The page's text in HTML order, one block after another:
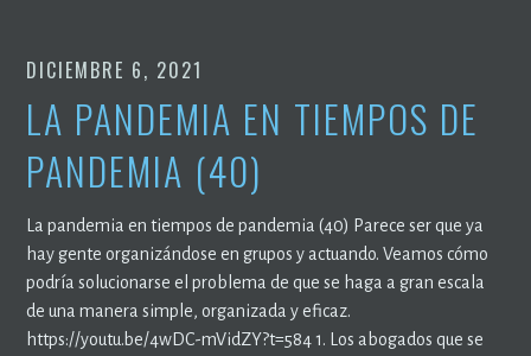
DICIEMBRE 6, 2021
LA PANDEMIA EN TIEMPOS DE
PANDEMIA (40)
La pandemia en tiempos de pandemia (40) Parece ser que ya
hay gente organizándose en grupos y actuando. Veamos cómo
podría solucionarse el problema de que se haga a gran escala
de una manera simple, organizada y eficaz.
https://youtu.be/4wDC-mVidZY?t=584 1. Los abogados que se